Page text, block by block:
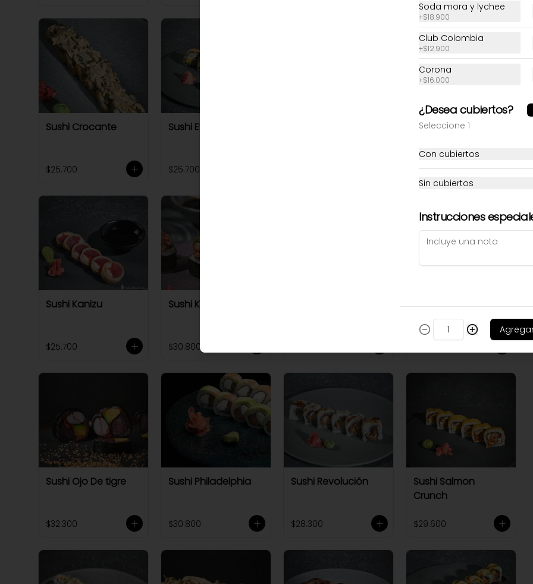
Sushi Crocante
$25.700
Sushi Evi tempura
$25.700
Sushi Jungle
$27.000
Sushi Kanizu
$25.700
Sushi Kioto
$30.800
Sushi Nagasaki
Sushi Ojo De tigre
$32.300
Sushi Philadelphia
$30.800
Sushi Revolución
$28.300
Sushi Salmon
Crunch
$29.600
Soda mora y lychee
+$18.900
Club Colombia
+$12.900
Corona
+$16.000
¿Desea cubiertos?
Seleccione 1
Con cubiertos
Sin cubiertos
Instrucciones